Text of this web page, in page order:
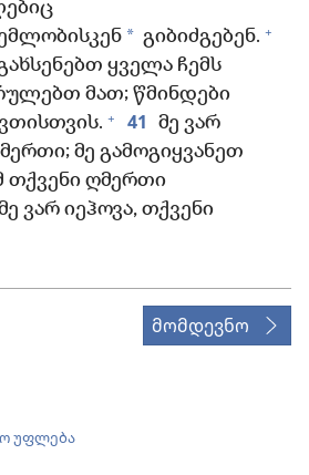
* გიბიძგებენ. +
ყველა ჩემს
მათ; წმინდები
+ 41
მე ვარ
მე გამოგიყვანეთ
თქვენი ღმერთი
ვარ იეჰოვა, თქვენი
მომდევნო
უფლება